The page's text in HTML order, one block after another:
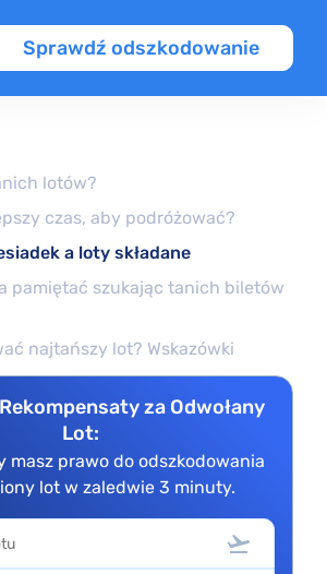
Sprawdź odszkodowanie
lotów?
czas, aby podróżować?
a loty składane
pamiętać szukając tanich biletów
najtańszy lot? Wskazówki
za Odwołany
Lot:
masz prawo do odszkodowania
lot w zaledwie 3 minuty.